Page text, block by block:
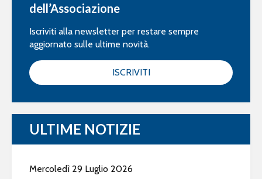
dell’Associazione
Iscriviti alla newsletter per restare sempre
aggiornato sulle ultime novità.
ISCRIVITI
ULTIME NOTIZIE
Mercoledì 29 Luglio 2026